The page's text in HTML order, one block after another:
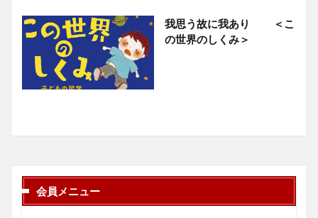
我思う故に我あり ＜こ
の世界のしくみ＞
会員メニュー